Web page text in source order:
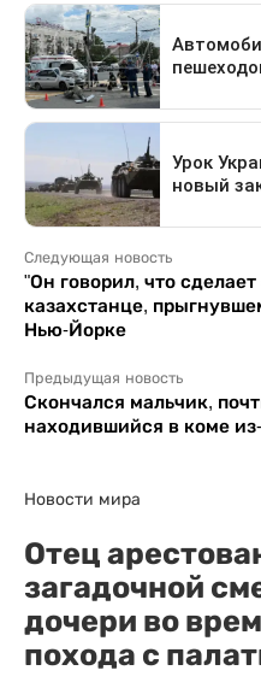
Следующая новость
"Он говорил, что
казахстанце,
Нью-Йорке
Предыдущая новость
Скончался мальчик,
находившийся в коме
Новости мира
Отец
загадочной
дочери во
похода с